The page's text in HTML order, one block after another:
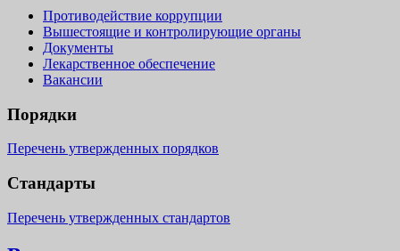
Противодействие коррупции
Вышестоящие и контролирующие органы
Документы
Лекарственное обеспечение
Вакансии
Порядки
Перечень утвержденных порядков
Стандарты
Перечень утвержденных стандартов